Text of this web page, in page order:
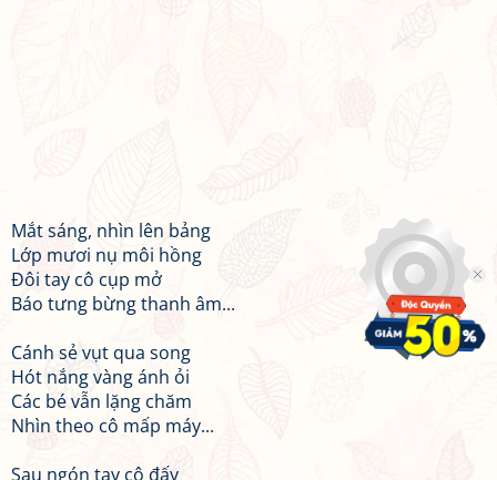
Mắt sáng, nhìn lên bảng
Lớp mươi nụ môi hồng
Đôi tay cô cụp mở
Báo tưng bừng thanh âm...
Cánh sẻ vụt qua song
Hót nắng vàng ánh ỏi
Các bé vẫn lặng chăm
Nhìn theo cô mấp máy...
Sau ngón tay cô đấy